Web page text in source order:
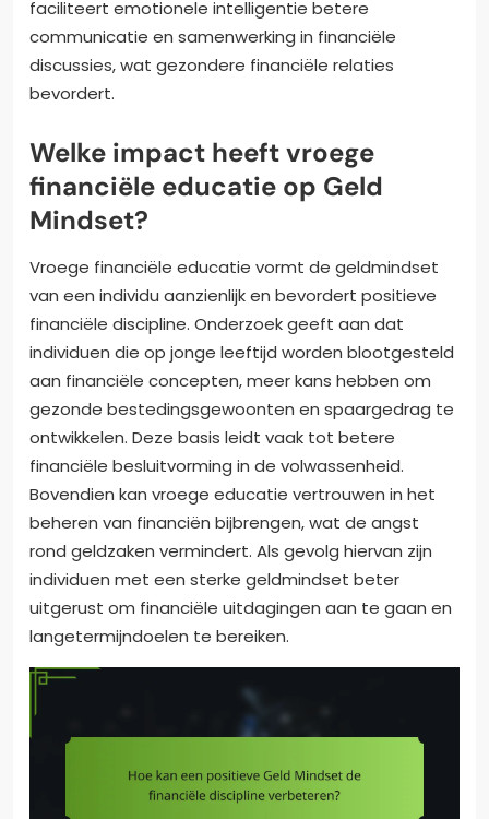
faciliteert emotionele intelligentie betere
communicatie en samenwerking in financiële
discussies, wat gezondere financiële relaties
bevordert.
Welke impact heeft vroege
financiële educatie op Geld
Mindset?
Vroege financiële educatie vormt de geldmindset
van een individu aanzienlijk en bevordert positieve
financiële discipline. Onderzoek geeft aan dat
individuen die op jonge leeftijd worden blootgesteld
aan financiële concepten, meer kans hebben om
gezonde bestedingsgewoonten en spaargedrag te
ontwikkelen. Deze basis leidt vaak tot betere
financiële besluitvorming in de volwassenheid.
Bovendien kan vroege educatie vertrouwen in het
beheren van financiën bijbrengen, wat de angst
rond geldzaken vermindert. Als gevolg hiervan zijn
individuen met een sterke geldmindset beter
uitgerust om financiële uitdagingen aan te gaan en
langetermijndoelen te bereiken.